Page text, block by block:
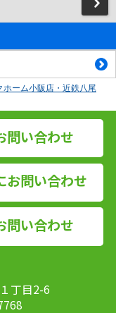
ーム小阪店・近鉄八尾
問い合わせ
お問い合わせ
問い合わせ
丁目2-6